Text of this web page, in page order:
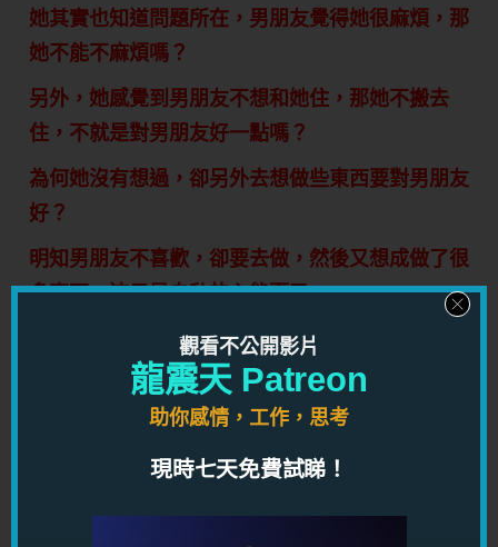
她其實也知道問題所在，男朋友覺得她很麻煩，那
她不能不麻煩嗎？
另外，她感覺到男朋友不想和她住，那她不搬去
住，不就是對男朋友好一點嗎？
為何她沒有想過，卻另外去想做些東西要對男朋友
好？
明知男朋友不喜歡，卻要去做，然後又想成做了很
多東西，這只是自私的心態而已。
我只看到自私，我看不到同理心，我看不到真正的
真正的付出，必然未必是你所願意的，但這才是真
觀看不公開影片
龍震天 Patreon
助你感情，工作，思考
現時七天免費試睇！